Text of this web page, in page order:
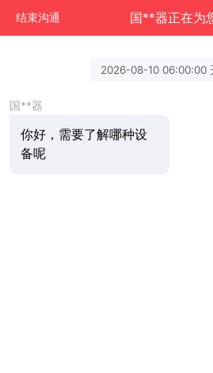
结束沟通 国**器正在为
2026-08-10 06:00:00
国**器
你好，需要了解哪种设
备呢